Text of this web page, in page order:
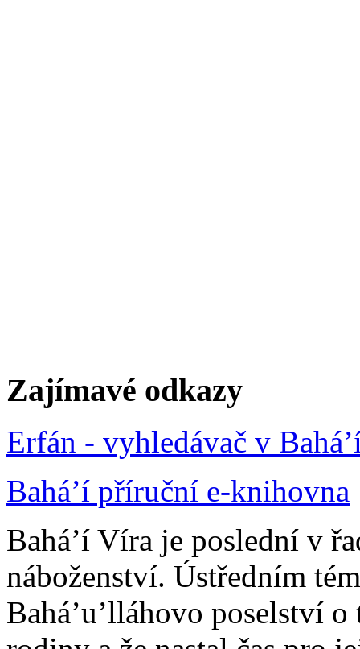
Zajímavé odkazy
Erfán - vyhledávač v
Bahá’í příruční e-knihovna
Bahá’í Víra je poslední v
náboženství. Ústředním
Bahá’u’lláhovo poselství